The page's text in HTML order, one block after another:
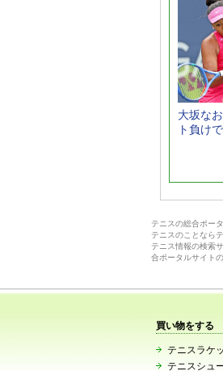
大坂な
ト負け
テニスの総合ポー
テニスのことなら
テニス情報の検索
合ポータルサイト
買い物をする
テニスラケ
テニスシュ